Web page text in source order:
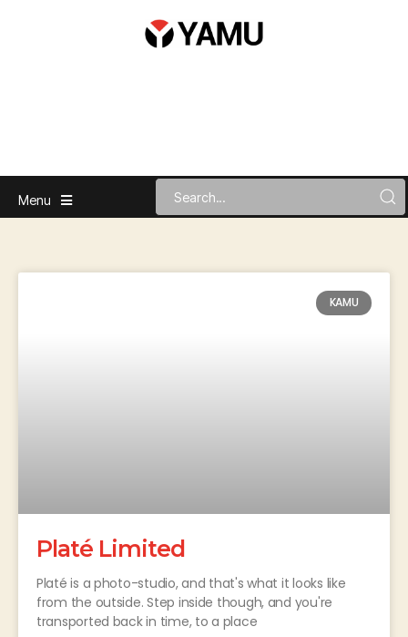
Menu
KAMU
Platé Limited
Platé is a photo-studio, and that's what it looks like
from the outside. Step inside though, and you're
transported back in time, to a place